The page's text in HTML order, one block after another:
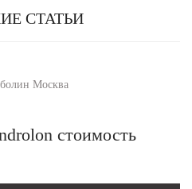
СТАТЬИ
Москва
стоимость